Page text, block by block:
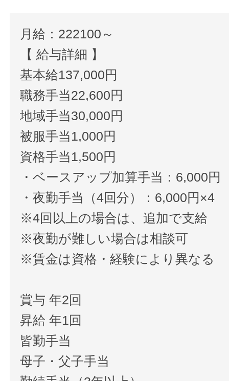
月給：222100～
【 給与詳細 】
基本給137,000円
職務手当22,600円
地域手当30,000円
被服手当1,000円
資格手当1,500円
・ベースアップ加算手当：6,000円
・夜勤手当（4回分）：6,000円×4
※4回以上の場合は、追加で支給
※夜勤が難しい場合は相談可
※賃金は資格・経験により異なる
賞与 年2回
昇給 年1回
皆勤手当
母子・父子手当